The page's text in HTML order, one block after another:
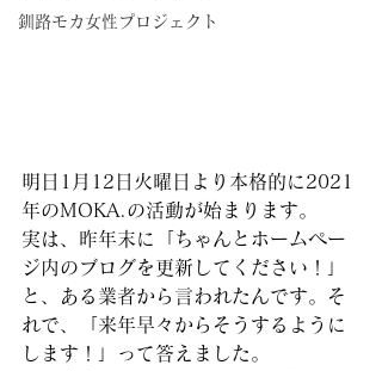
釧路モカ女性プロジェクト
明日1月12日火曜日より本格的に2021
年のMOKA.の活動が始まります。
実は、昨年末に「ちゃんとホームペー
ジ内のブログを更新してください！」
と、ある業者から言われたんです。そ
れで、「来年早々からそうするように
します！」って答えました。